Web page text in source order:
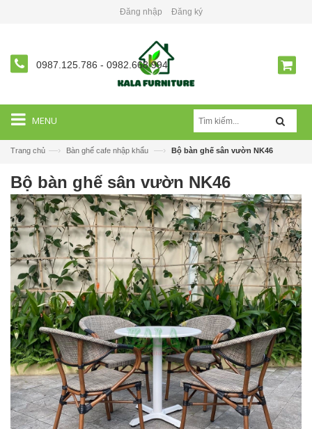
Đăng nhập Đăng ký
0987.125.786 - 0982.668.994
MENU
Trang chủ —› Bàn ghế cafe nhập khẩu —› Bộ bàn ghế sân vườn NK46
Bộ bàn ghế sân vườn NK46